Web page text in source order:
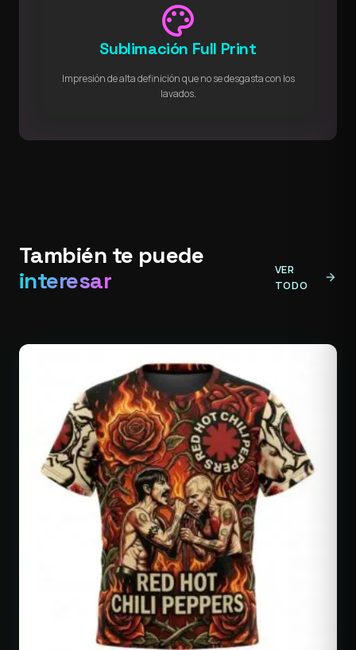
palette
Sublimación Full Print
Impresión de alta definición que no se desgasta con los
lavados.
También te puede
interesar
VER
TODO
arrow_forward